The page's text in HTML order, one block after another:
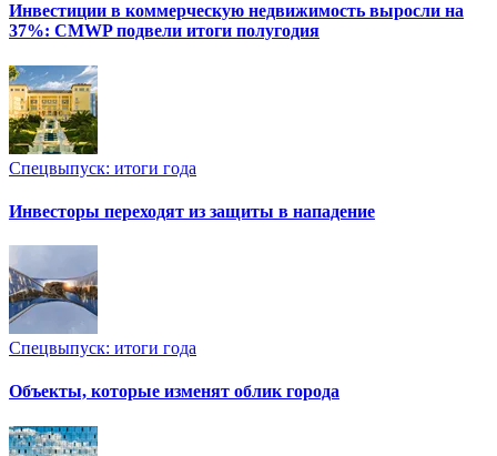
Инвестиции в коммерческую недвижимость выросли на
37%: CMWP подвели итоги полугодия
Спецвыпуск: итоги года
Инвесторы переходят из защиты в нападение
Спецвыпуск: итоги года
Объекты, которые изменят облик города